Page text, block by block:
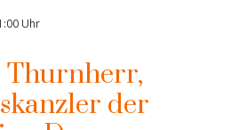
Uhr
Thurnherr,
der